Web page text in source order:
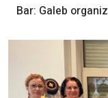
Bar: Galeb